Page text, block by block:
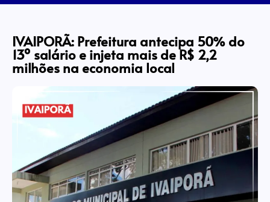
IVAIPORÃ: Prefeitura antecipa 50% do
13º salário e injeta mais de R$ 2,2
milhões na economia local